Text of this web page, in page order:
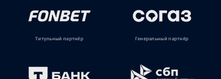
Титульный партнёр Генеральный партнёр